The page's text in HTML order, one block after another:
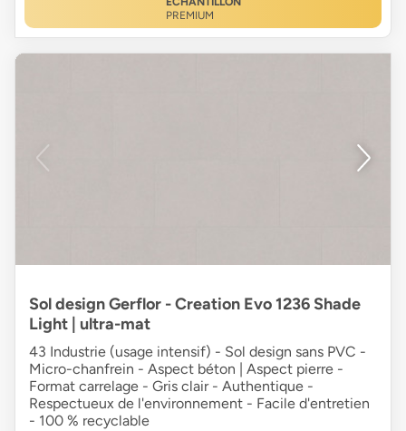
PREMIUM
Sol design Gerflor - Creation Evo 1236 Shade
Light | ultra-mat
43 Industrie (usage intensif) - Sol design sans PVC -
Micro-chanfrein - Aspect béton | Aspect pierre -
Format carrelage - Gris clair - Authentique -
Respectueux de l'environnement - Facile d'entretien
- 100 % recyclable